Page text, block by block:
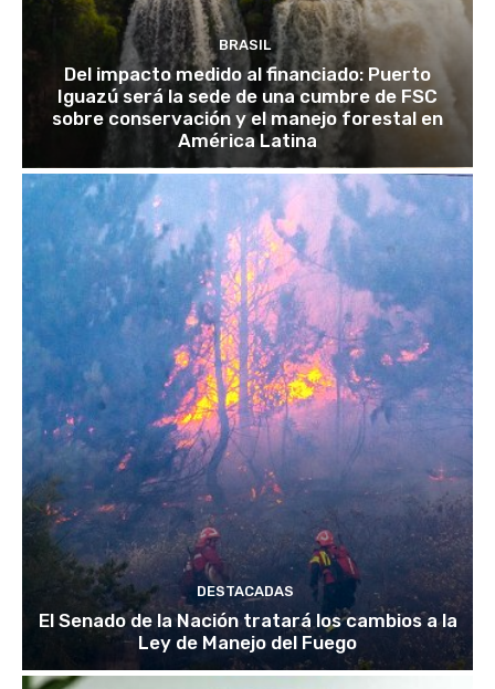
BRASIL
Del impacto medido al financiado: Puerto
Iguazú será la sede de una cumbre de FSC
sobre conservación y el manejo forestal en
América Latina
DESTACADAS
El Senado de la Nación tratará los cambios a la
Ley de Manejo del Fuego